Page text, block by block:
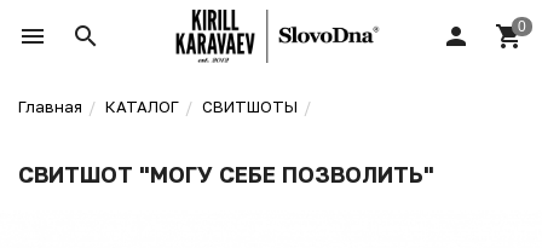
Главная КАТАЛОГ СВИТШОТЫ
СВИТШОТ "МОГУ СЕБЕ ПОЗВОЛИТЬ"